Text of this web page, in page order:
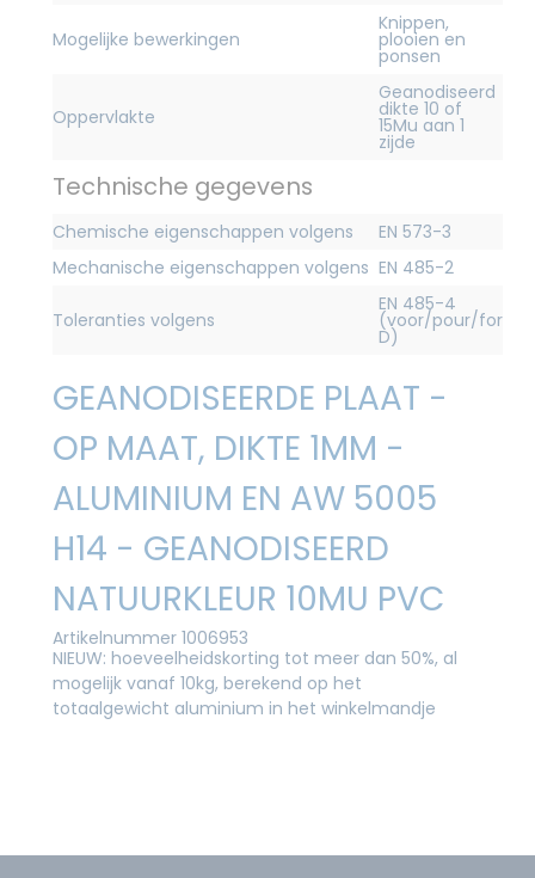
Mogelijke bewerkingen
Knippen,
plooien en
ponsen
Oppervlakte
Geanodiseerd
dikte 10 of
15Mu aan 1
zijde
Technische gegevens
Chemische eigenschappen volgens
EN 573-3
Mechanische eigenschappen volgens EN 485-2
Toleranties volgens
EN 485-4
(voor/pour/for
D)
GEANODISEERDE PLAAT -
OP MAAT, DIKTE 1MM -
ALUMINIUM EN AW 5005
H14 - GEANODISEERD
NATUURKLEUR 10MU PVC
Artikelnummer 1006953
NIEUW: hoeveelheidskorting tot meer dan 50%, al
mogelijk vanaf 10kg, berekend op het
totaalgewicht aluminium in het winkelmandje